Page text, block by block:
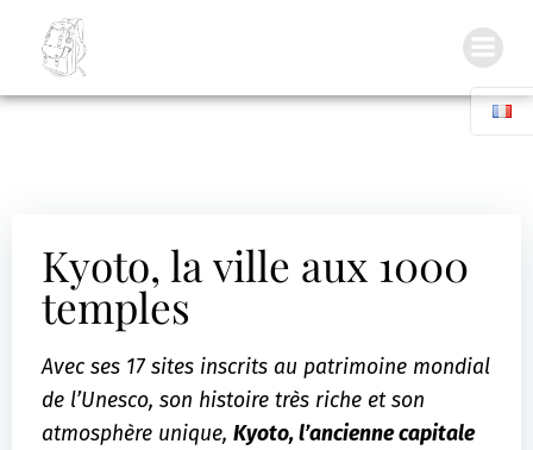
Kyoto, la ville aux 1000
temples
Avec ses 17 sites inscrits au patrimoine mondial
de l’Unesco, son histoire très riche et son
atmosphère unique, Kyoto, l’ancienne capitale